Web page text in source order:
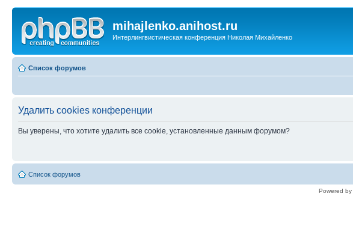
mihajlenko.anihost.ru
Интерлингвистическая конференция Николая Михайленко
Список форумов
Удалить cookies конференции
Вы уверены, что хотите удалить все cookie, установленные данным форумом?
Список форумов
Powered by